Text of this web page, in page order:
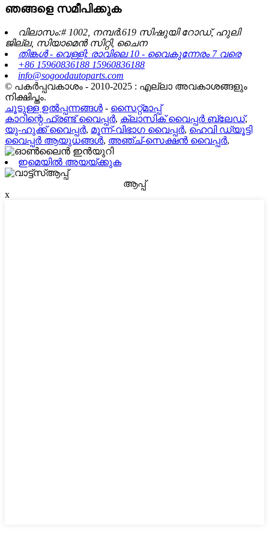
ഞങ്ങളെ സമീപിക്കുക
വിലാസം:# 1002, നമ്പർ.619 സിഷുയി റോഡ്, ഹുലി
ജില്ല, സിയാമെൻ സിറ്റി, ചൈന
തിങ്കൾ - വെള്ളി: രാവിലെ 10 - വൈകുന്നേരം 7 വരെ
+86 15960836188 15960836188
info@sogoodautoparts.com
© പകർപ്പവകാശം - 2010-2025 : എല്ലാ അവകാശങ്ങളും
നിക്ഷിപ്തം.
ചൂടുള്ള ഉൽപ്പന്നങ്ങൾ - സൈറ്റ്മാപ്പ്
കാറിന്റെ ഫ്രണ്ട് വൈപ്പർ, ക്ലാസിക് വൈപ്പർ ബ്ലേഡ്,
യു-ഹുക്ക് വൈപ്പർ, മൂന്ന്-വിഭാഗ വൈപ്പർ, ഹെവി ഡ്യൂട്ടി
വൈപ്പർ ആയുധങ്ങൾ, അഞ്ച്-സെക്ഷൻ വൈപ്പർ,
ഇമെയിൽ അയയ്ക്കുക
ആപ്പ്
x